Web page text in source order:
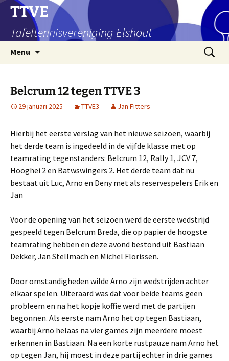
Ga
naar
inhoud
TTVE
Tafeltennisvereniging Elshout
Menu
Zoeken
naar:
Belcrum 12 tegen TTVE 3
29 januari 2025 TTVE3 Jan Fitters
Hierbij het eerste verslag van het nieuwe seizoen, waarbij
het derde team is ingedeeld in de vijfde klasse met op
teamrating tegenstanders: Belcrum 12, Rally 1, JCV 7,
Hooghei 2 en Batwswingers 2. Het derde team dat nu
bestaat uit Luc, Arno en Deny met als reservespelers Erik en
Jan
Voor de opening van het seizoen werd de eerste wedstrijd
gespeeld tegen Belcrum Breda, die op papier de hoogste
teamrating hebben en deze avond bestond uit Bastiaan
Dekker, Jan Stellmach en Michel Florissen.
Door omstandigheden wilde Arno zijn wedstrijden achter
elkaar spelen. Uiteraard was dat voor beide teams geen
probleem en na het kopje koffie werd met de partijen
begonnen. Als eerste nam Arno het op tegen Bastiaan,
waarbij Arno helaas na vier games zijn meerdere moest
erkennen in Bastiaan. Na een korte rustpauze nam Arno het
op tegen Jan, hij moest in deze partij echter in drie games